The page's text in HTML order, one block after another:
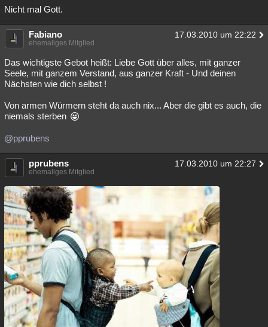
Nicht mal Gott.
Fabiano 17.03.2010 um 22:22
ehemaliges Mitglied
Das wichtigste Gebot heißt: Liebe Gott über alles, mit ganzer
Seele, mit ganzem Verstand, aus ganzer Kraft - Und deinen
Nächsten wie dich selbst !
Von armen Würmern steht da auch nix... Aber die gibt es auch, die
niemals sterben
@pprubens
pprubens 17.03.2010 um 22:27
ehemaliges Mitglied